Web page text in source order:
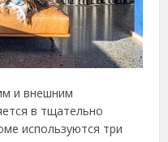
и внешним
в тщательно
используются три